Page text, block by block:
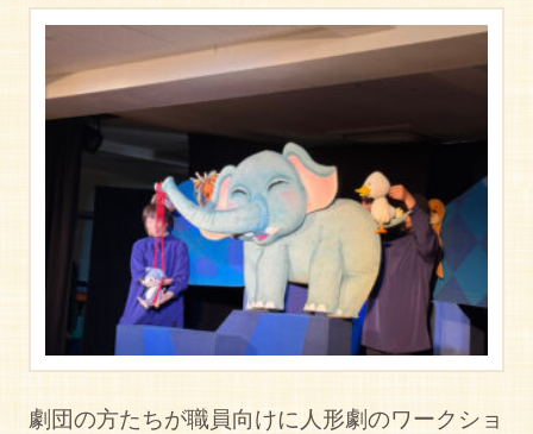
劇団の方たちが職員向けに人形劇のワークショ